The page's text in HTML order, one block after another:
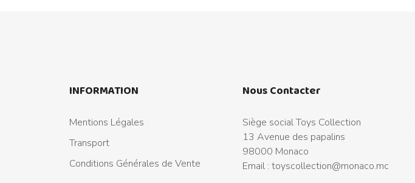
INFORMATION
Mentions Légales
Transport
Conditions Générales de Vente
Nous Contacter
Siège social Toys Collection
13 Avenue des papalins
98000 Monaco
Email : toyscollection@monaco.mc